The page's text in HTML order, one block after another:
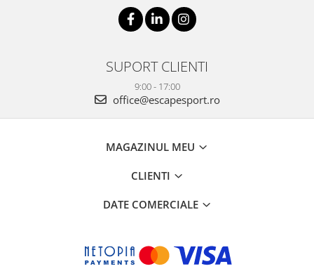
SUPORT CLIENTI
9:00 - 17:00
office@escapesport.ro
MAGAZINUL MEU
CLIENTI
DATE COMERCIALE